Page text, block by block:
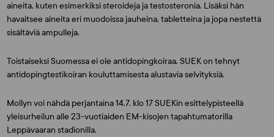
aineita, kuten esimerkiksi steroideja ja testosteronia. Lisäksi hän
havaitsee aineita eri muodoissa jauheina, tabletteina ja jopa nestettä
sisältäviä ampulleja.
Toistaiseksi Suomessa ei ole antidopingkoiraa. SUEK on tehnyt
antidopingtestikoiran kouluttamisesta alustavia selvityksiä.
Mollyn voi nähdä perjantaina 14.7. klo 17 SUEKin esittelypisteellä
yleisurheilun alle 23-vuotiaiden EM-kisojen tapahtumatorilla
Leppävaaran stadionilla.